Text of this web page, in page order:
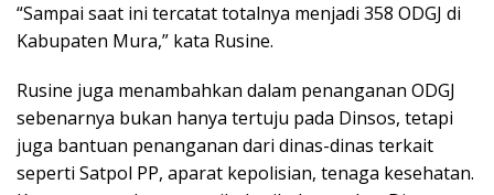
“Sampai saat ini tercatat totalnya menjadi 358 ODGJ di
Kabupaten Mura,” kata Rusine.
Rusine juga menambahkan dalam penanganan ODGJ
sebenarnya bukan hanya tertuju pada Dinsos, tetapi
juga bantuan penanganan dari dinas-dinas terkait
seperti Satpol PP, aparat kepolisian, tenaga kesehatan.